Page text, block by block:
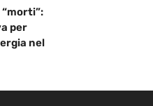
“morti”:
per
nel